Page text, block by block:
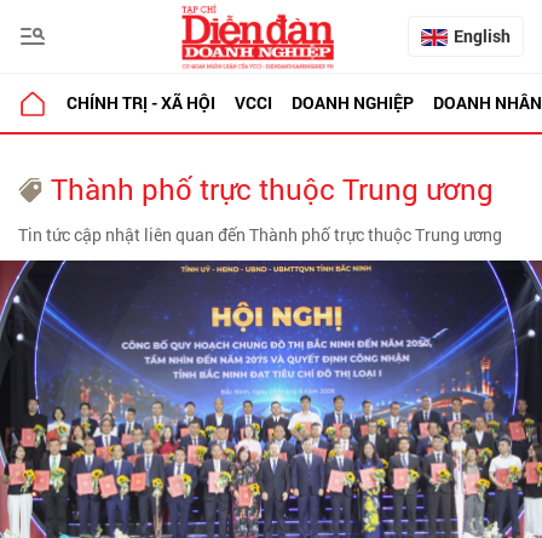
English
CHÍNH TRỊ - XÃ HỘI VCCI DOANH NGHIỆP DOANH NHÂN
Thành phố trực thuộc Trung ương
Tin tức cập nhật liên quan đến Thành phố trực thuộc Trung ương